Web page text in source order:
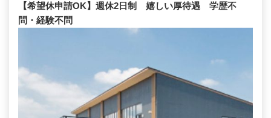
【希望休申請OK】週休2日制 嬉しい厚待遇 学歴不
問・経験不問